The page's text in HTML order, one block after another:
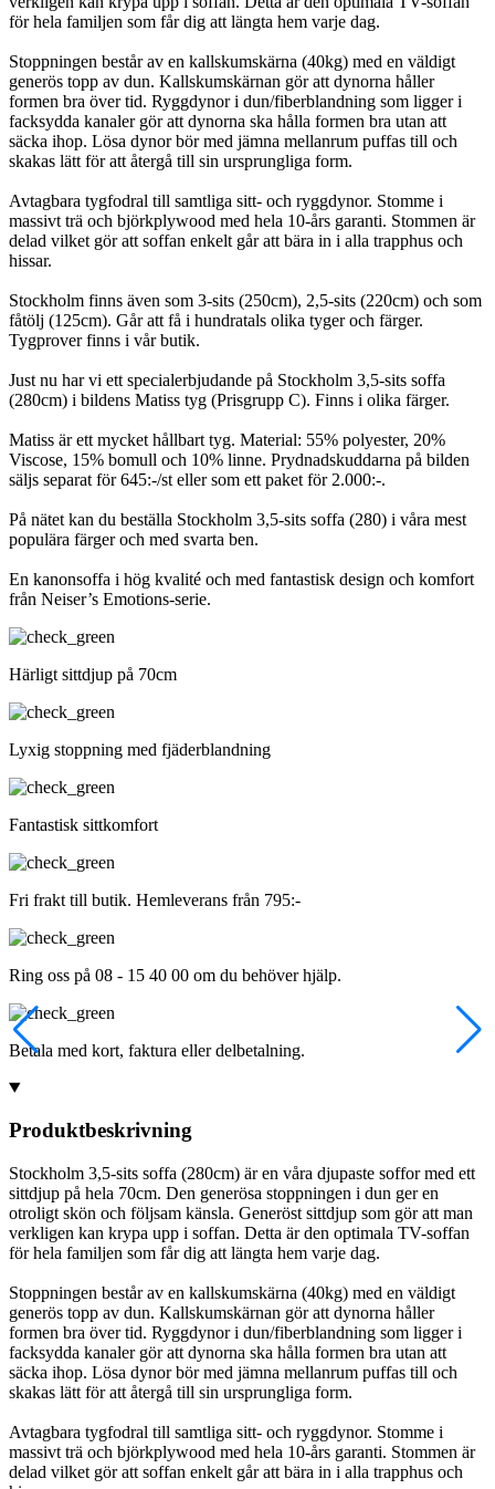
för hela familjen som får dig att längta hem varje dag.
Stoppningen består av en kallskumskärna (40kg) med en väldigt
generös topp av dun. Kallskumskärnan gör att dynorna håller
formen bra över tid. Ryggdynor i dun/fiberblandning som ligger i
facksydda kanaler gör att dynorna ska hålla formen bra utan att
säcka ihop. Lösa dynor bör med jämna mellanrum puffas till och
skakas lätt för att återgå till sin ursprungliga form.
Avtagbara tygfodral till samtliga sitt- och ryggdynor. Stomme i
massivt trä och björkplywood med hela 10-års garanti. Stommen är
delad vilket gör att soffan enkelt går att bära in i alla trapphus och
hissar.
Stockholm finns även som 3-sits (250cm), 2,5-sits (220cm) och som
fåtölj (125cm). Går att få i hundratals olika tyger och färger.
Tygprover finns i vår butik.
Just nu har vi ett specialerbjudande på Stockholm 3,5-sits soffa
(280cm) i bildens Matiss tyg (Prisgrupp C). Finns i olika färger.
Matiss är ett mycket hållbart tyg. Material: 55% polyester, 20%
Viscose, 15% bomull och 10% linne. Prydnadskuddarna på bilden
säljs separat för 645:-/st eller som ett paket för 2.000:-.
På nätet kan du beställa Stockholm 3,5-sits soffa (280) i våra mest
populära färger och med svarta ben.
En kanonsoffa i hög kvalité och med fantastisk design och komfort
från Neiser’s Emotions-serie.
Härligt sittdjup på 70cm
Lyxig stoppning med fjäderblandning
Fantastisk sittkomfort
Fri frakt till butik. Hemleverans från 795:-
Ring oss på 08 - 15 40 00 om du behöver hjälp.
Betala med kort, faktura eller delbetalning.
Produktbeskrivning
Stockholm 3,5-sits soffa (280cm) är en våra djupaste soffor med ett
sittdjup på hela 70cm. Den generösa stoppningen i dun ger en
otroligt skön och följsam känsla. Generöst sittdjup som gör att man
verkligen kan krypa upp i soffan. Detta är den optimala TV-soffan
för hela familjen som får dig att längta hem varje dag.
Stoppningen består av en kallskumskärna (40kg) med en väldigt
generös topp av dun. Kallskumskärnan gör att dynorna håller
formen bra över tid. Ryggdynor i dun/fiberblandning som ligger i
facksydda kanaler gör att dynorna ska hålla formen bra utan att
säcka ihop. Lösa dynor bör med jämna mellanrum puffas till och
skakas lätt för att återgå till sin ursprungliga form.
Avtagbara tygfodral till samtliga sitt- och ryggdynor. Stomme i
massivt trä och björkplywood med hela 10-års garanti. Stommen är
delad vilket gör att soffan enkelt går att bära in i alla trapphus och